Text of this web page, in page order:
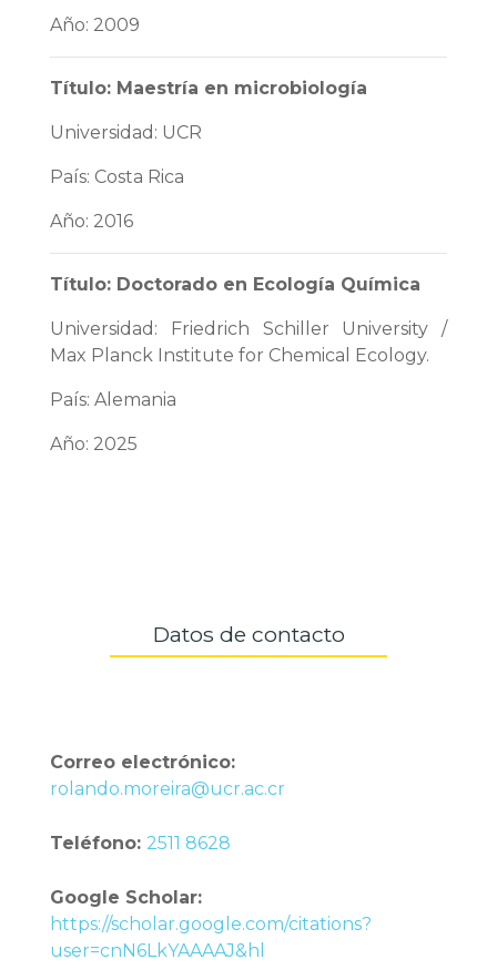
Año: 2009
Título: Maestría en microbiología
Universidad: UCR
País: Costa Rica
Año: 2016
Título: Doctorado en Ecología Química
Universidad: Friedrich Schiller University /
Max Planck Institute for Chemical Ecology.
País: Alemania
Año: 2025
Datos de contacto
Correo electrónico:
rolando.moreira@ucr.ac.cr
Teléfono: 2511 8628
Google Scholar:
https://scholar.google.com/citations?
user=cnN6LkYAAAAJ&hl